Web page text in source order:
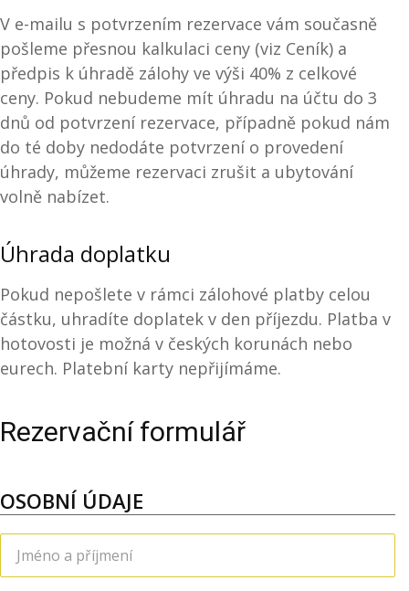
V e-mailu s potvrzením rezervace vám současně
pošleme přesnou kalkulaci ceny (viz Ceník) a
předpis k úhradě zálohy ve výši 40% z celkové
ceny. Pokud nebudeme mít úhradu na účtu do 3
dnů od potvrzení rezervace, případně pokud nám
do té doby nedodáte potvrzení o provedení
úhrady, můžeme rezervaci zrušit a ubytování
volně nabízet.
Úhrada doplatku
Pokud nepošlete v rámci zálohové platby celou
částku, uhradíte doplatek v den příjezdu. Platba v
hotovosti je možná v českých korunách nebo
eurech. Platební karty nepřijímáme.
Rezervační formulář